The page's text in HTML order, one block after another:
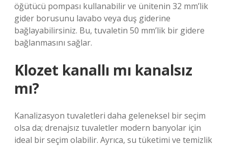
öğütücü pompası kullanabilir ve ünitenin 32 mm’lik
gider borusunu lavabo veya duş giderine
bağlayabilirsiniz. Bu, tuvaletin 50 mm’lik bir gidere
bağlanmasını sağlar.
Klozet kanallı mı kanalsız
mı?
Kanalizasyon tuvaletleri daha geleneksel bir seçim
olsa da; drenajsız tuvaletler modern banyolar için
ideal bir seçim olabilir. Ayrıca, su tüketimi ve temizlik